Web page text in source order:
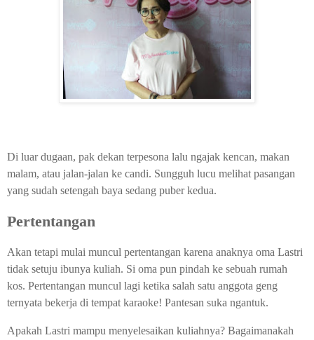
Di luar dugaan, pak dekan terpesona lalu ngajak kencan, makan
malam, atau jalan-jalan ke candi. Sungguh lucu melihat pasangan
yang sudah setengah baya sedang puber kedua.
Pertentangan
Akan tetapi mulai muncul pertentangan karena anaknya oma Lastri
tidak setuju ibunya kuliah. Si oma pun pindah ke sebuah rumah
kos. Pertentangan muncul lagi ketika salah satu anggota geng
ternyata bekerja di tempat karaoke! Pantesan suka ngantuk.
Apakah Lastri mampu menyelesaikan kuliahnya? Bagaimanakah